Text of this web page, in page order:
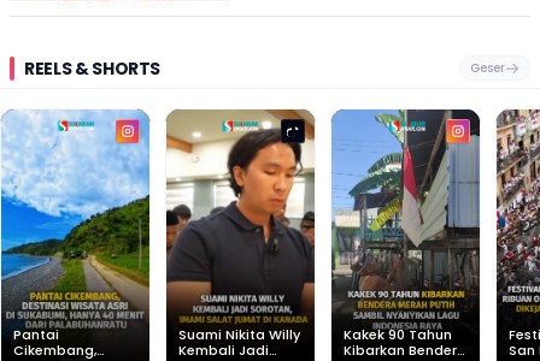
REELS & SHORTS Geser
Pantai
Cikembang,
Suami Nikita Willy
Kembali Jadi
Kakek 90 Tahun
Kibarkan Bendera
San